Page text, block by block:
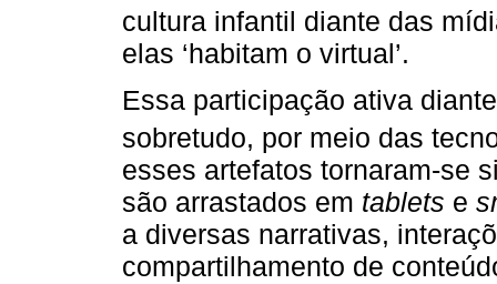
cultura infantil diante das
elas ‘habitam o virtual’.
Essa participação ativa
sobretudo, por meio das
esses artefatos tornaram-se
são arrastados em tablets e
a diversas narrativas,
compartilhamento de